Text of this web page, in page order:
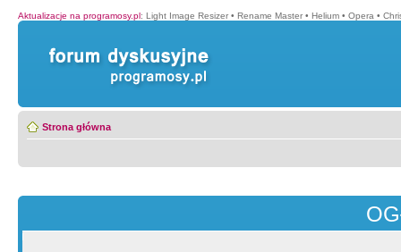
Aktualizacje na programosy.pl: Light Image Resizer • Rename Master • Helium • Opera •
Strona główna